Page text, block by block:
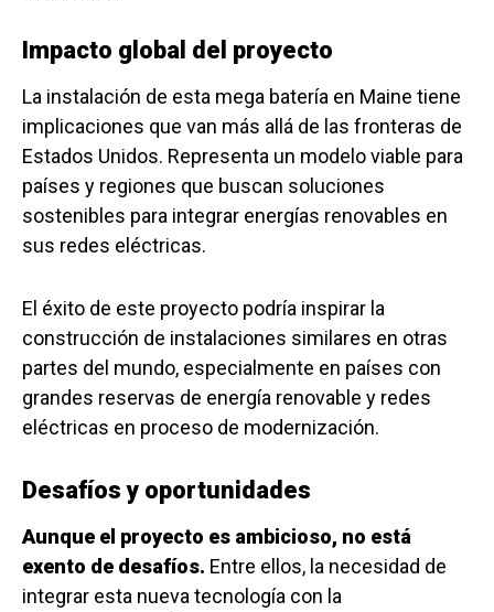
Impacto global del proyecto
La instalación de esta mega batería en Maine tiene
implicaciones que van más allá de las fronteras de
Estados Unidos. Representa un modelo viable para
países y regiones que buscan soluciones
sostenibles para integrar energías renovables en
sus redes eléctricas.
El éxito de este proyecto podría inspirar la
construcción de instalaciones similares en otras
partes del mundo, especialmente en países con
grandes reservas de energía renovable y redes
eléctricas en proceso de modernización.
Desafíos y oportunidades
Aunque el proyecto es ambicioso, no está
exento de desafíos. Entre ellos, la necesidad de
integrar esta nueva tecnología con la